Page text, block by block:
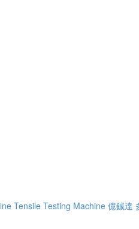
Tensile Testing Machine 億鋮達